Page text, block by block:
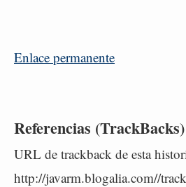
Enlace permanente
Referencias (TrackBacks)
URL de trackback de esta
http://javarm.blogalia.com//